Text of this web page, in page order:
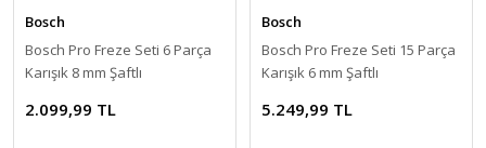
Bosch
Bosch Pro Freze Seti 6 Parça
Karışık 8 mm Şaftlı
2.099,99 TL
Bosch
Bosch Pro Freze Seti 15 Parça
Karışık 6 mm Şaftlı
5.249,99 TL